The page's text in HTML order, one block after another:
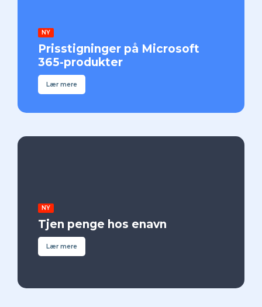
NY
Prisstigninger på Microsoft
365-produkter
Lær mere
NY
Tjen penge hos enavn
Lær mere